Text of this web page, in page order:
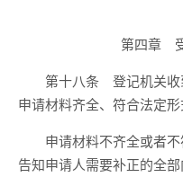
第四章
第十八条 登记机关收
申请材料齐全、符合法定形
申请材料不齐全或者不
告知申请人需要补正的全